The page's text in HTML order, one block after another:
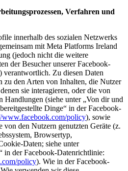
Verfahren und
innerhalb des sozialen Netzwerks
mit Meta Platforms Ireland
(jedoch nicht die weitere
der Besucher unserer Facebook-
verantwortlich. Zu diesen Daten
zu den Arten von Inhalten, die Nutzer
sie interagieren, oder die von
Handlungen (siehe unter „Von dir und
Dinge“ in der Facebook-
www.facebook.com/policy), sowie
von den Nutzern genutzten Geräte (z.
Browsertyp,
Daten; siehe unter
in der Facebook-Datenrichtlinie:
policy). Wie in der Facebook-